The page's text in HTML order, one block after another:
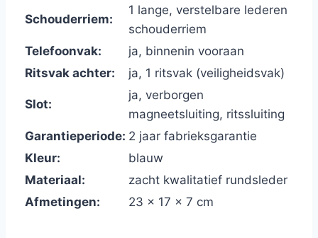
Schouderriem:
1 lange, verstelbare lederen
schouderriem
Telefoonvak:
ja, binnenin vooraan
Ritsvak achter:
ja, 1 ritsvak (veiligheidsvak)
Slot:
ja, verborgen
magneetsluiting, ritssluiting
Garantieperiode: 2 jaar fabrieksgarantie
Kleur:
blauw
Materiaal:
zacht kwalitatief rundsleder
Afmetingen:
23 x 17 x 7 cm